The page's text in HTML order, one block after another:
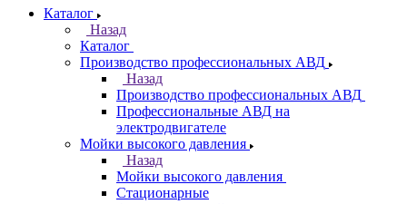
Каталог
Назад
Каталог
Производство профессиональных АВД
Назад
Производство профессиональных АВД
Профессиональные АВД на
электродвигателе
Мойки высокого давления
Назад
Мойки высокого давления
Стационарные